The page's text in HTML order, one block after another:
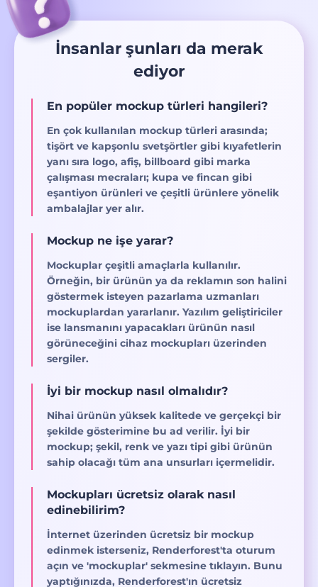
İnsanlar şunları da merak
ediyor
En popüler mockup türleri hangileri?
En çok kullanılan mockup türleri arasında;
tişört ve kapşonlu svetşörtler gibi kıyafetlerin
yanı sıra logo, afiş, billboard gibi marka
çalışması mecraları; kupa ve fincan gibi
eşantiyon ürünleri ve çeşitli ürünlere yönelik
ambalajlar yer alır.
Mockup ne işe yarar?
Mockuplar çeşitli amaçlarla kullanılır.
Örneğin, bir ürünün ya da reklamın son halini
göstermek isteyen pazarlama uzmanları
mockuplardan yararlanır. Yazılım geliştiriciler
ise lansmanını yapacakları ürünün nasıl
görüneceğini cihaz mockupları üzerinden
sergiler.
İyi bir mockup nasıl olmalıdır?
Nihai ürünün yüksek kalitede ve gerçekçi bir
şekilde gösterimine bu ad verilir. İyi bir
mockup; şekil, renk ve yazı tipi gibi ürünün
sahip olacağı tüm ana unsurları içermelidir.
Mockupları ücretsiz olarak nasıl
edinebilirim?
İnternet üzerinden ücretsiz bir mockup
edinmek isterseniz, Renderforest'ta oturum
açın ve 'mockuplar' sekmesine tıklayın. Bunu
yaptığınızda, Renderforest'ın ücretsiz